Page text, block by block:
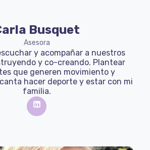
Busquet
Asesora
y acompañar a nuestros
y co-creando. Plantear
que generen movimiento y
hacer deporte y estar con mi
familia.